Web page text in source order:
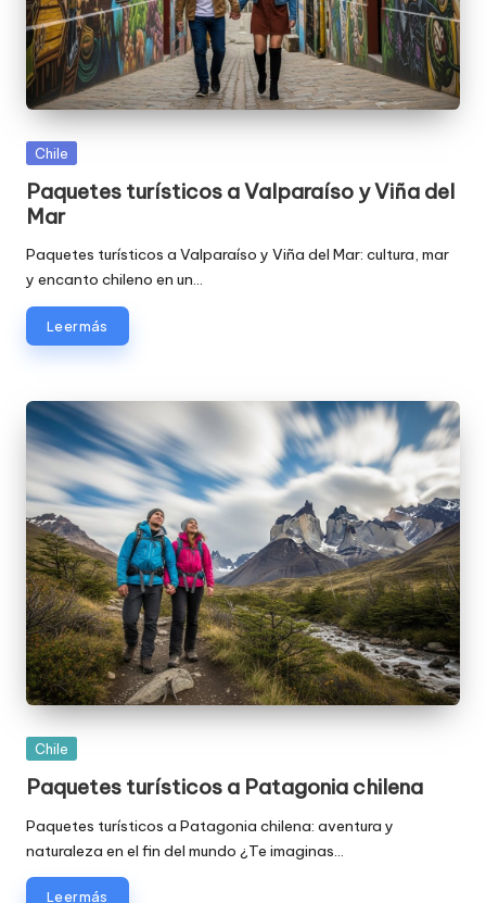
Publicada
Chile
Paquetes turísticos a Valparaíso y Viña del
Mar
Paquetes turísticos a Valparaíso y Viña del Mar: cultura, mar
y encanto chileno en un…
Leer más
Publicada
Chile
Paquetes turísticos a Patagonia chilena
Paquetes turísticos a Patagonia chilena: aventura y
naturaleza en el fin del mundo ¿Te imaginas…
Leer más